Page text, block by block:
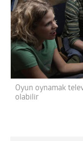
Oyun oynamak
olabilir